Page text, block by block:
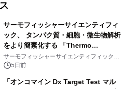
サーモフィッシャーサイエンティフィ
ック、 タンパク質・細胞・微生物解析
をより簡素化する 「Thermo
Scientific Multiskan Ease 吸光マイ
クロプレートリーダー」を販売開始
サーモフィッシャーサイエンティフィック
ジャパングループ
5日前
「オンコマイン Dx Target Test マル